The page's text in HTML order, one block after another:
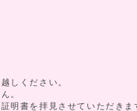
しください。
。
明書を拝見させていただきま